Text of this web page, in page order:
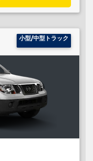
小型/中型トラック